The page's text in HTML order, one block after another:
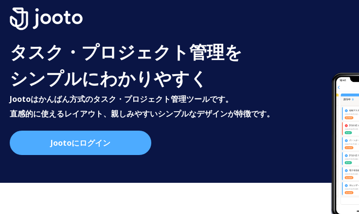
タスク・プロジェクト管理を
シンプルにわかりやすく
Jootoはかんばん方式のタスク・プロジェクト管理ツールです。
直感的に使えるレイアウト、親しみやすいシンプルなデザインが特徴です。
Jootoにログイン